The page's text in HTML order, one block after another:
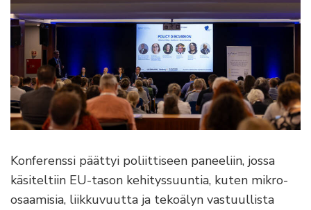
Konferenssi päättyi poliittiseen paneeliin, jossa
käsiteltiin EU-tason kehityssuuntia, kuten mikro-
osaamisia, liikkuvuutta ja tekoälyn vastuullista